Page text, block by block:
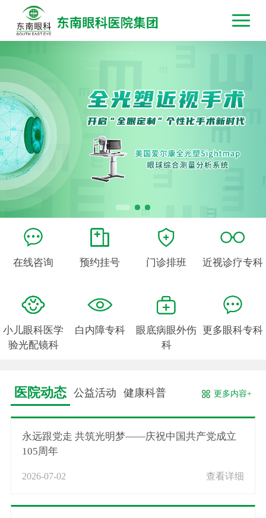
在线咨询 预约挂号 门诊排班 近视诊疗专科
小儿眼科医学
验光配镜科
白内障专科
眼底病眼外伤
科
更多眼科专科
医院动态 公益活动 健康科普 更多内容+
永远跟党走 共筑光明梦——庆祝中国共产党成立
105周年
2026-07-02 查看详细